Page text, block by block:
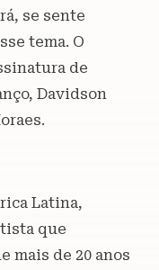
se sente
tema. O
de
Davidson
Latina,
que
mais de 20 anos